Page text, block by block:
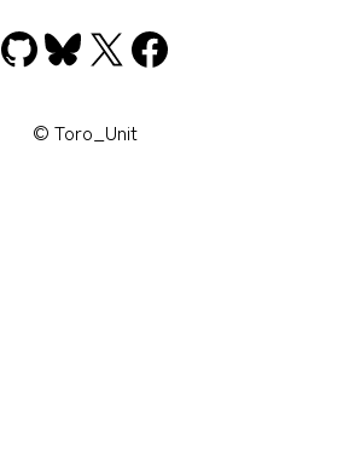
GitHub
Bluesky
X Facebook
© Toro_Unit